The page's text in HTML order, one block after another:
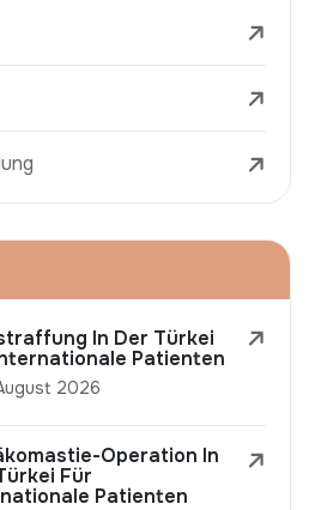
In Der Türkei
Patienten
2026
Operation In
Für
Patienten